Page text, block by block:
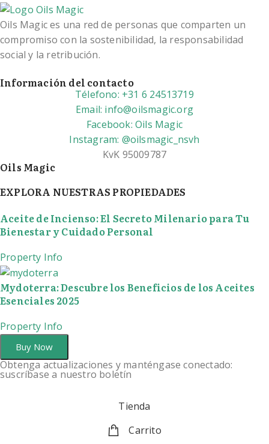
Oils Magic es una red de personas que comparten un
compromiso con la sostenibilidad, la responsabilidad
social y la retribución.
Información del contacto
Télefono: +31 6 24513719
Email: info@oilsmagic.org
Facebook: Oils Magic
Instagram: @oilsmagic_nsvh
KvK 95009787
Oils Magic
EXPLORA NUESTRAS PROPIEDADES
Aceite de Incienso: El Secreto Milenario para Tu
Bienestar y Cuidado Personal
Property Info
Mydoterra: Descubre los Beneficios de los Aceites
Esenciales 2025
Property Info
Buy Now
Obtenga actualizaciones y manténgase conectado:
suscríbase a nuestro boletín
Tienda
Carrito